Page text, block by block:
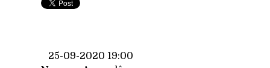
25-09-2020 19:00